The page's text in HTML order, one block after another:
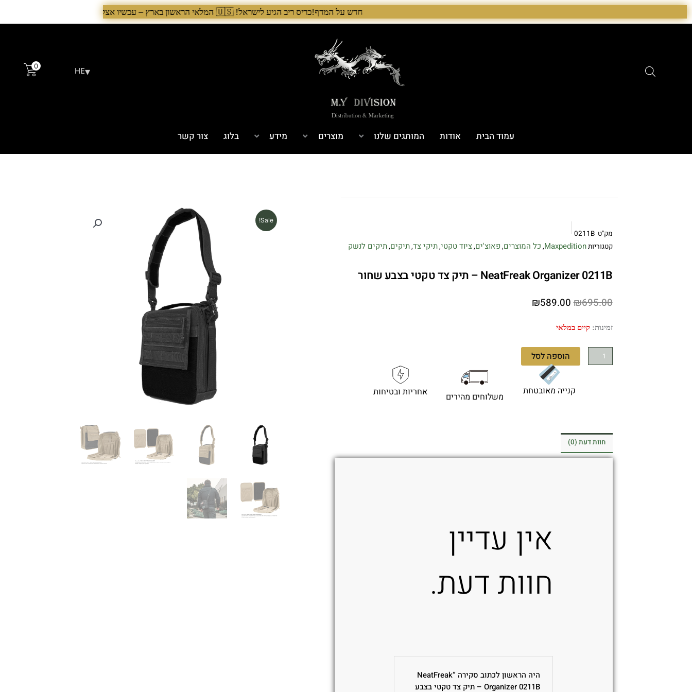
דילוג
לתוכן
חדש על המדף!כריס ריב הגיע לישראל! 🇺🇸 המלאי הראשון בארץ – עכשיו אצל היבואן הבלעדי לרגל ההשקה, 5% הנחה על כל מוצרי Chris Reeve לזמן מוגבל. בנוסף, הגיע גם מלאי חדש של Benchmade ו־Microtech. לרכישה עכשיו›. >
HE▾
0
עמוד הבית אודות המותגים שלנו מוצרים מידע בלוג צור קשר
מק"ט 0211B
קטגוריותMaxpedition
, כל המוצרים, פאוצ'ים,ציוד טקטי,תיקי צד,תיקים,תיקים לנשק
NeatFreak Organizer 0211B – תיק צד טקטי בצבע שחור
₪695.00
המחיר
היה:
₪589.00
זמינות: קיים במלאי
כמות
NeatFreak
Organizer
בצבע
שחור
הוספה לסל
קנייה מאובטחת משלוחים מהירים אחריות ובטיחות
חוות דעת (0)
אין עדיין
חוות דעת.
היה הראשון לכתוב סקירה “NeatFreak
Organizer 0211B – תיק צד טקטי בצבע
Sale!